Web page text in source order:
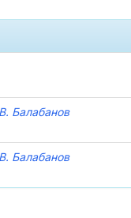
Балабанов
Балабанов